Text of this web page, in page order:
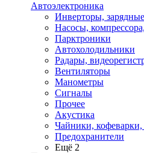
Автоэлектроника
Инверторы,
Насосы,
Парктроники
Автохолодильники
Радары,
Вентиляторы
Манометры
Сигналы
Прочее
Акустика
Чайники,
Предохранители
Ещё 2